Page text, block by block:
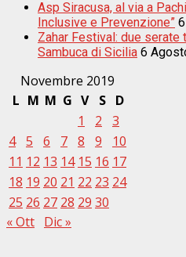
Asp Siracusa, al via a
Inclusive e Prevenzione”
Zahar Festival: due serate
Sambuca di Sicilia 6
Novembre 2019
L M M G V S
D
1
2
3
4 5 6 7 8 9
10
11 12 13 14 15 16 17
18 19 20 21 22 23 24
25 26 27 28 29 30
« Ott Dic »